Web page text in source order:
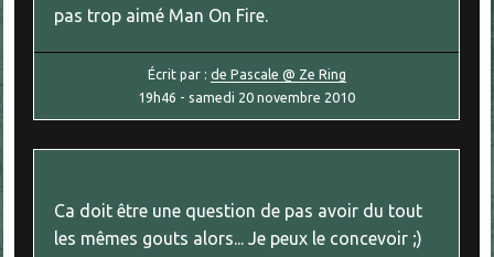
pas trop aimé Man On Fire.
Écrit par : de Pascale @ Ze Ring
19h46 - samedi 20 novembre 2010
Ca doit être une question de pas avoir du tout
les mêmes gouts alors... Je peux le concevoir ;)